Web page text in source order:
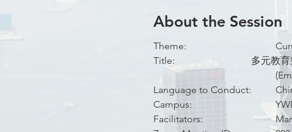
About the Session
Title:
Language to
Campus: